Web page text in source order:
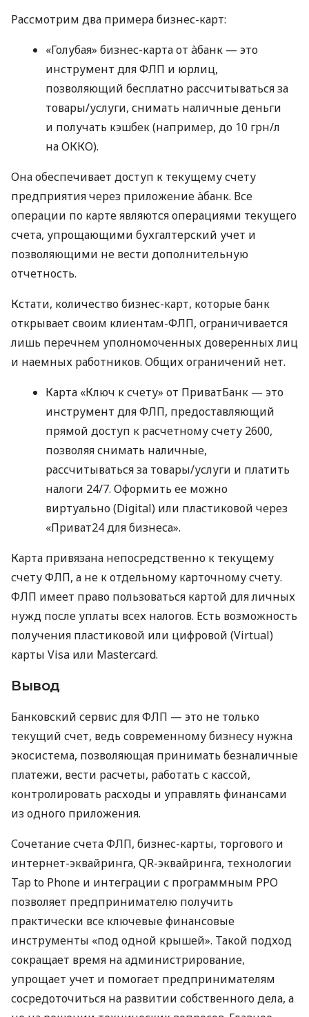
Рассмотрим два примера бизнес-карт:
«Голубая» бизнес-карта от àбанк — это
инструмент для ФЛП и юрлиц,
позволяющий бесплатно рассчитываться за
товары/услуги, снимать наличные деньги
и получать кэшбек (например, до 10 грн/л
на ОККО).
Она обеспечивает доступ к текущему счету
предприятия через приложение àбанк. Все
операции по карте являются операциями текущего
счета, упрощающими бухгалтерский учет и
позволяющими не вести дополнительную
отчетность.
Кстати, количество бизнес-карт, которые банк
открывает своим клиентам-ФЛП, ограничивается
лишь перечнем уполномоченных доверенных лиц
и наемных работников. Общих ограничений нет.
Карта «Ключ к счету» от ПриватБанк — это
инструмент для ФЛП, предоставляющий
прямой доступ к расчетному счету 2600,
позволяя снимать наличные,
рассчитываться за товары/услуги и платить
налоги 24/7. Оформить ее можно
виртуально (Digital) или пластиковой через
«Приват24 для бизнеса».
Карта привязана непосредственно к текущему
счету ФЛП, а не к отдельному карточному счету.
ФЛП имеет право пользоваться картой для личных
нужд после уплаты всех налогов. Есть возможность
получения пластиковой или цифровой (Virtual)
карты Visa или Mastercard.
Вывод
Банковский сервис для ФЛП — это не только
текущий счет, ведь современному бизнесу нужна
экосистема, позволяющая принимать безналичные
платежи, вести расчеты, работать с кассой,
контролировать расходы и управлять финансами
из одного приложения.
Сочетание счета ФЛП, бизнес-карты, торгового и
интернет-эквайринга, QR-эквайринга, технологии
Tap to Phone и интеграции с программным РРО
позволяет предпринимателю получить
практически все ключевые финансовые
инструменты «под одной крышей». Такой подход
сокращает время на администрирование,
упрощает учет и помогает предпринимателям
сосредоточиться на развитии собственного дела, а